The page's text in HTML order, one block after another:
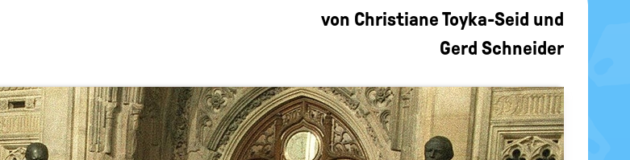
von Christiane Toyka-Seid und
Gerd Schneider